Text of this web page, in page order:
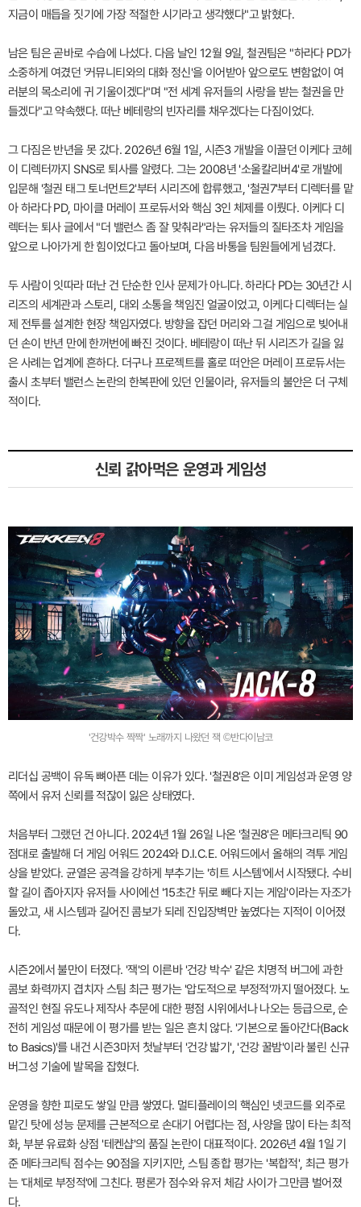
지금이 매듭을 짓기에 가장 적절한 시기라고 생각했다"고 밝혔다.
남은 팀은 곧바로 수습에 나섰다. 다음 날인 12월 9일, 철권팀은 "하라다 PD가
소중하게 여겼던 '커뮤니티와의 대화 정신'을 이어받아 앞으로도 변함없이 여
러분의 목소리에 귀 기울이겠다"며 "전 세계 유저들의 사랑을 받는 철권을 만
들겠다"고 약속했다. 떠난 베테랑의 빈자리를 채우겠다는 다짐이었다.
그 다짐은 반년을 못 갔다. 2026년 6월 1일, 시즌3 개발을 이끌던 이케다 코헤
이 디렉터까지 SNS로 퇴사를 알렸다. 그는 2008년 '소울칼리버4'로 개발에
입문해 '철권 태그 토너먼트2'부터 시리즈에 합류했고, '철권7'부터 디렉터를 맡
아 하라다 PD, 마이클 머레이 프로듀서와 핵심 3인 체제를 이뤘다. 이케다 디
렉터는 퇴사 글에서 "더 밸런스 좀 잘 맞춰라"라는 유저들의 질타조차 게임을
앞으로 나아가게 한 힘이었다고 돌아보며, 다음 바통을 팀원들에게 넘겼다.
두 사람이 잇따라 떠난 건 단순한 인사 문제가 아니다. 하라다 PD는 30년간 시
리즈의 세계관과 스토리, 대외 소통을 책임진 얼굴이었고, 이케다 디렉터는 실
제 전투를 설계한 현장 책임자였다. 방향을 잡던 머리와 그걸 게임으로 빚어내
던 손이 반년 만에 한꺼번에 빠진 것이다. 베테랑이 떠난 뒤 시리즈가 길을 잃
은 사례는 업계에 흔하다. 더구나 프로젝트를 홀로 떠안은 머레이 프로듀서는
출시 초부터 밸런스 논란의 한복판에 있던 인물이라, 유저들의 불안은 더 구체
적이다.
신뢰 갉아먹은 운영과 게임성
'건강박수 짝짝' 노래까지 나왔던 잭 ©반다이남코
리더십 공백이 유독 뼈아픈 데는 이유가 있다. '철권8'은 이미 게임성과 운영 양
쪽에서 유저 신뢰를 적잖이 잃은 상태였다.
처음부터 그랬던 건 아니다. 2024년 1월 26일 나온 '철권8'은 메타크리틱 90
점대로 출발해 더 게임 어워드 2024와 D.I.C.E. 어워드에서 올해의 격투 게임
상을 받았다. 균열은 공격을 강하게 부추기는 '히트 시스템'에서 시작됐다. 수비
할 길이 좁아지자 유저들 사이에선 '15초간 뒤로 빼다 지는 게임'이라는 자조가
돌았고, 새 시스템과 길어진 콤보가 되레 진입장벽만 높였다는 지적이 이어졌
다.
시즌2에서 불만이 터졌다. '잭'의 이른바 '건강 박수' 같은 치명적 버그에 과한
콤보 화력까지 겹치자 스팀 최근 평가는 '압도적으로 부정적'까지 떨어졌다. 노
골적인 현질 유도나 제작사 추문에 대한 평점 시위에서나 나오는 등급으로, 순
전히 게임성 때문에 이 평가를 받는 일은 흔치 않다. '기본으로 돌아간다(Back
to Basics)'를 내건 시즌3마저 첫날부터 '건강 밟기', '건강 꿀밤'이라 불린 신규
버그성 기술에 발목을 잡혔다.
운영을 향한 피로도 쌓일 만큼 쌓였다. 멀티플레이의 핵심인 넷코드를 외주로
맡긴 탓에 성능 문제를 근본적으로 손대기 어렵다는 점, 사양을 많이 타는 최적
화, 부분 유료화 상점 '테켄샵'의 품질 논란이 대표적이다. 2026년 4월 1일 기
준 메타크리틱 점수는 90점을 지키지만, 스팀 종합 평가는 '복합적', 최근 평가
는 '대체로 부정적'에 그친다. 평론가 점수와 유저 체감 사이가 그만큼 벌어졌
다.